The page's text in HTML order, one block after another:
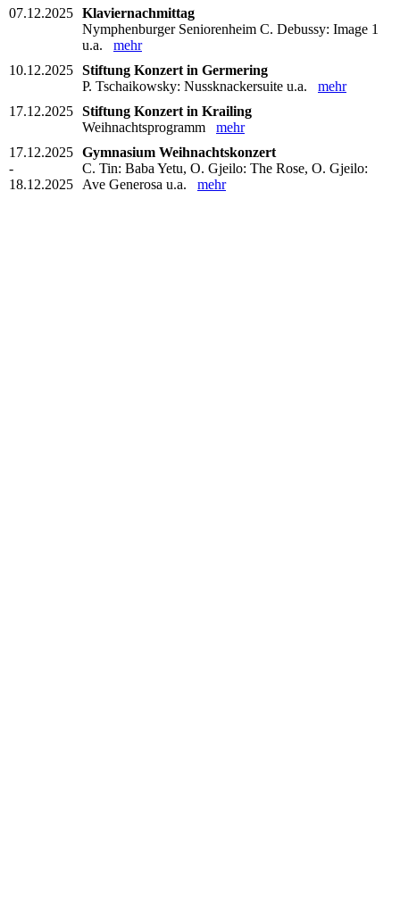
07.12.2025 Klaviernachmittag
Nymphenburger Seniorenheim C. Debussy: Image 1
u.a. mehr
10.12.2025 Stiftung Konzert in Germering
P. Tschaikowsky: Nussknackersuite u.a. mehr
17.12.2025 Stiftung Konzert in Krailing
Weihnachtsprogramm mehr
17.12.2025
-
18.12.2025
Gymnasium Weihnachtskonzert
C. Tin: Baba Yetu, O. Gjeilo: The Rose, O. Gjeilo:
Ave Generosa u.a. mehr